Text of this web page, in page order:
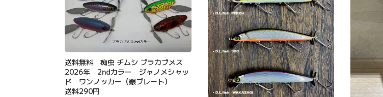
送料無料 痴虫 チムシ プラカブメス
2026年 2ndカラー ジャノメシャッ
ド ワンノッカー（銀プレート）
送料290円